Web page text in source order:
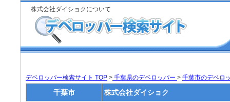
株式会社ダイショクについて
デベロッパー検索サイト TOP > 千葉県のデベロッパー > 千葉市のデベロ
千葉市 株式会社ダイショク